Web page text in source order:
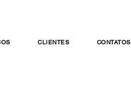
CLIENTES CONTATOS